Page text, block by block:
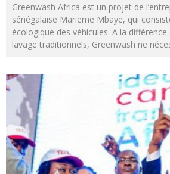
Greenwash Africa est un projet de
sénégalaise Marieme Mbaye, qui
écologique des véhicules. A la
lavage traditionnels, Greenwash ne